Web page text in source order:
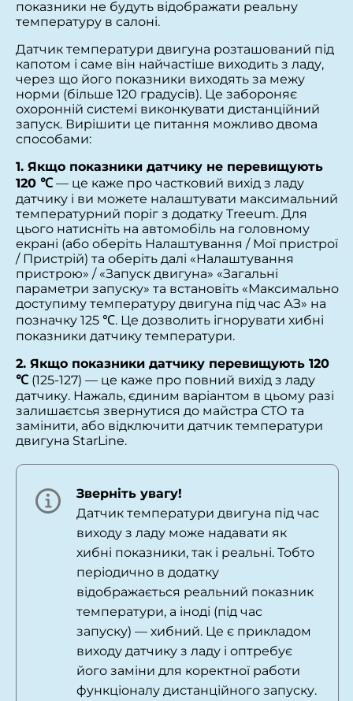
показники не будуть відображати реальну
температуру в салоні.
Датчик температури двигуна розташований під
капотом і саме він найчастіше виходить з ладу,
через що його показники виходять за межу
норми (більше 120 градусів). Це забороняє
охоронній системі виконкувати дистанційний
запуск. Вирішити це питання можливо двома
способами:
1. Якщо показники датчику не перевищують
120 ℃— це каже про частковий вихід з ладу
датчику і ви можете налаштувати максимальний
температурний поріг з додатку Treeum. Для
цього натисніть на автомобіль на головному
екрані (або оберіть Налаштування / Мої пристрої
/ Пристрій) та оберіть далі «Налаштування
пристрою» / «Запуск двигуна» «Загальні
параметри запуску» та встановіть «Максимально
доступиму температуру двигуна під час АЗ» на
позначку 125 ℃. Це дозволить ігнорувати хибні
показники датчику температури.
2. Якщо показники датчику перевищують 120
℃(125-127) — це каже про повний вихід з ладу
датчику. Нажаль, єдиним варіантом в цьому разі
залишаєтсья звернутися до майстра СТО та
замінити, або відключити датчик температури
двигуна StarLine.
Зверніть увагу!
Датчик температури двигуна під час
виходу з ладу може надавати як
хибні показники, так і реальні. Тобто
періодично в додатку
відображається реальний показник
температури, а іноді (під час
запуску) — хибний. Це є прикладом
виходу датчику з ладу і оптребує
його заміни для коректної работи
функціоналу дистанційного запуску.